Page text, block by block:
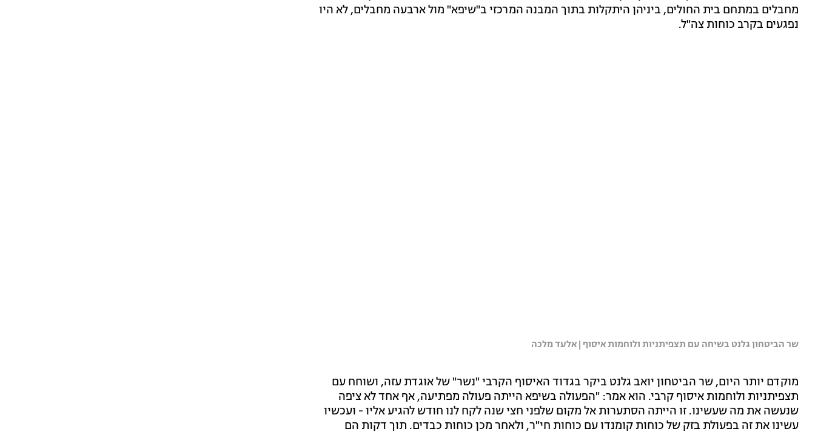
מחבלים במתחם בית החולים, ביניהן היתקלות בתוך המבנה המרכזי ב"שיפא" מול ארבעה מחבלים, לא היו
נפגעים בקרב כוחות צה"ל.
שר הביטחון גלנט בשיחה עם תצפיתניות ולוחמות איסוף | אלעד מלכה
מוקדם יותר היום, שר הביטחון יואב גלנט ביקר בגדוד האיסוף הקרבי "נשר" של אוגדת עזה, ושוחח עם
תצפיתניות ולוחמות איסוף קרבי. הוא אמר: "הפעולה בשיפא הייתה פעולה מפתיעה, אף אחד לא ציפה
שנעשה את מה שעשינו. זו הייתה הסתערות אל מקום שלפני חצי שנה לקח לנו חודש להגיע אליו - ועכשיו
עשינו את זה בפעולת בזק של כוחות קומנדו עם כוחות חי"ר, ולאחר מכן כוחות כבדים. תוך דקות הם